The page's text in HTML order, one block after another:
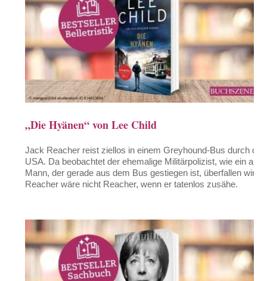
„Die Hyänen“ von Lee Child
Jack Reacher reist ziellos in einem Greyhound-Bus durch die
USA. Da beobachtet der ehemalige Militärpolizist, wie ein alter
Mann, der gerade aus dem Bus gestiegen ist, überfallen wird.
Reacher wäre nicht Reacher, wenn er tatenlos zusähe.